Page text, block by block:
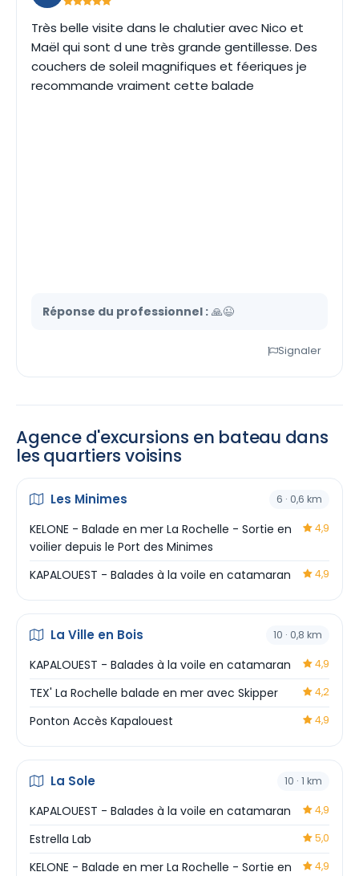
Très belle visite dans le chalutier avec Nico et
Maël qui sont d une très grande gentillesse. Des
couchers de soleil magnifiques et féeriques je
recommande vraiment cette balade
Réponse du professionnel : 🙏😉
Signaler
Agence d'excursions en bateau dans
les quartiers voisins
Les Minimes 6 · 0,6 km
KELONE - Balade en mer La Rochelle - Sortie en
voilier depuis le Port des Minimes
4,9
KAPALOUEST - Balades à la voile en catamaran 4,9
La Ville en Bois 10 · 0,8 km
KAPALOUEST - Balades à la voile en catamaran 4,9
TEX' La Rochelle balade en mer avec Skipper 4,2
Ponton Accès Kapalouest 4,9
La Sole 10 · 1 km
KAPALOUEST - Balades à la voile en catamaran 4,9
Estrella Lab 5,0
KELONE - Balade en mer La Rochelle - Sortie en
4,9